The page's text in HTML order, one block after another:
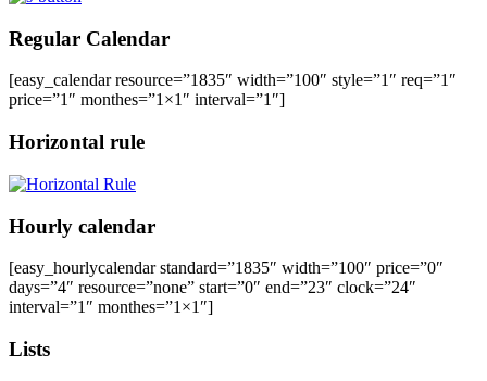
Regular Calendar
[easy_calendar resource=”1835″ width=”100″ style=”1″ req=”1″
price=”1″ monthes=”1×1″ interval=”1″]
Horizontal rule
Hourly calendar
[easy_hourlycalendar standard=”1835″ width=”100″ price=”0″
days=”4″ resource=”none” start=”0″ end=”23″ clock=”24″
interval=”1″ monthes=”1×1″]
Lists